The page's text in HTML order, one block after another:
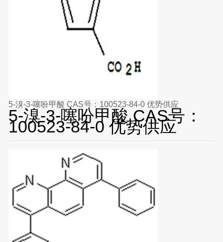
5-溴-3-噻吩甲酸 CAS号：100523-84-0 优势供应
5-溴-3-噻吩甲酸 CAS号：
100523-84-0 优势供应